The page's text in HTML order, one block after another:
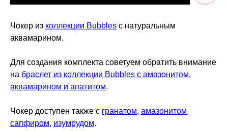
Чокер из коллекции Bubbles с натуральным
аквамарином.
Для создания комплекта советуем обратить внимание
на браслет из коллекции Bubbles с амазонитом,
аквамарином и апатитом.
Чокер доступен также с гранатом, амазонитом,
сапфиром, изумрудом.